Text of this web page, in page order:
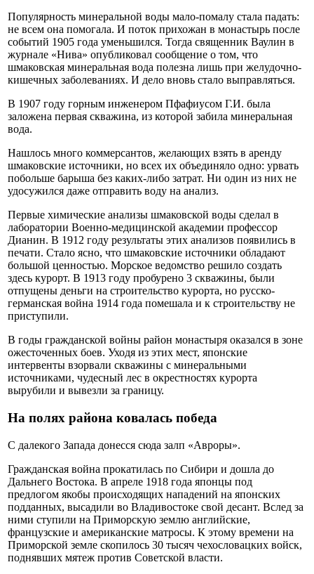
Популярность минеральной воды мало-помалу стала падать:
не всем она помогала. И поток прихожан в монастырь после
событий 1905 года уменьшился. Тогда священник Ваулин в
журнале «Нива» опубликовал сообщение о том, что
шмаковская минеральная вода полезна лишь при желудочно-
кишечных заболеваниях. И дело вновь стало выправляться.
В 1907 году горным инженером Пфафиусом Г.И. была
заложена первая скважина, из которой забила минеральная
вода.
Нашлось много коммерсантов, желающих взять в аренду
шмаковские источники, но всех их объединяло одно: урвать
побольше барыша без каких-либо затрат. Ни один из них не
удосужился даже отправить воду на анализ.
Первые химические анализы шмаковской воды сделал в
лаборатории Военно-медицинской академии профессор
Дианин. В 1912 году результаты этих анализов появились в
печати. Стало ясно, что шмаковские источники обладают
большой ценностью. Морское ведомство решило создать
здесь курорт. В 1913 году пробурено 3 скважины, были
отпущены деньги на строительство курорта, но русско-
германская война 1914 года помешала и к строительству не
приступили.
В годы гражданской войны район монастыря оказался в зоне
ожесточенных боев. Уходя из этих мест, японские
интервенты взорвали скважины с минеральными
источниками, чудесный лес в окрестностях курорта
вырубили и вывезли за границу.
На полях района ковалась победа
С далекого Запада донесся сюда залп «Авроры».
Гражданская война прокатилась по Сибири и дошла до
Дальнего Востока. В апреле 1918 года японцы под
предлогом якобы происходящих нападений на японских
подданных, высадили во Владивостоке свой десант. Вслед за
ними ступили на Приморскую землю английские,
французские и американские матросы. К этому времени на
Приморской земле скопилось 30 тысяч чехословацких войск,
поднявших мятеж против Советской власти.